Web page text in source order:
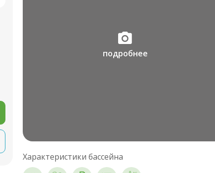
подробнее
Характеристики бассейна